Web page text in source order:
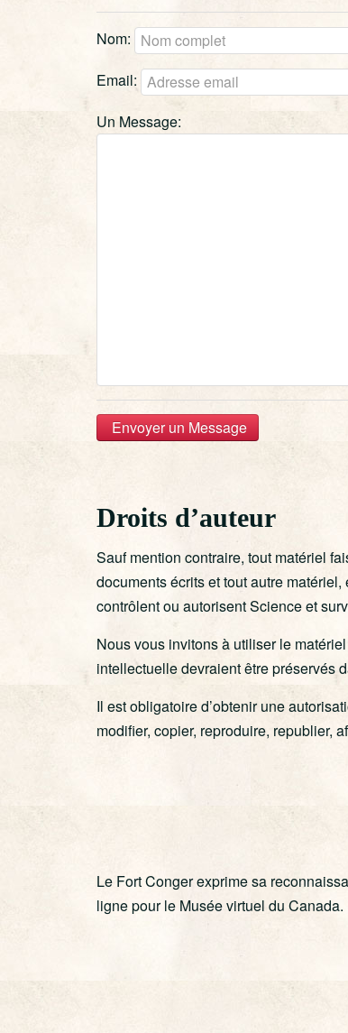
Nom:
Email:
Un Message:
Envoyer un Message
Droits d’auteur
Sauf mention contraire, tout matériel
documents écrits et tout autre
contrôlent ou autorisent Science et
Nous vous invitons à utiliser le
intellectuelle devraient être préservés
Il est obligatoire d’obtenir une
modifier, copier, reproduire, republier,
Le Fort Conger exprime sa
ligne pour le Musée virtuel du Canada.